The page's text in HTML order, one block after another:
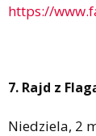
https://
7. Rajd z
Niedziela, 2